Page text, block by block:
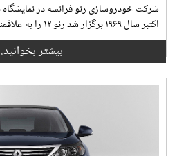
شرکت خودروسازی رنو فرانسه در
اکتبر سال ۱۹۶۹ برگزار شد رنو ۱۲ را به علاقمندان معرفی کرد.
بیشتر